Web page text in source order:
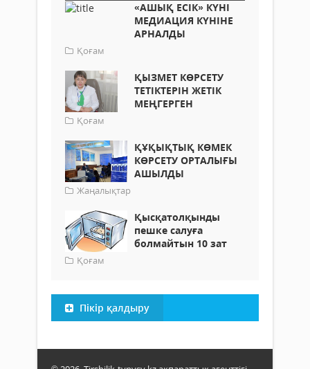
«АШЫҚ ЕСІК» КҮНІ
МЕДИАЦИЯ КҮНІНЕ
АРНАЛДЫ
Қоғам
ҚЫЗМЕТ КӨРСЕТУ
ТЕТІКТЕРІН ЖЕТІК
МЕҢГЕРГЕН
Қоғам
ҚҰҚЫҚТЫҚ КӨМЕК
КӨРСЕТУ ОРТАЛЫҒЫ
АШЫЛДЫ
Жаңалықтар
Қысқатолқынды
пешке салуға
болмайтын 10 зат
Қоғам
Пікір қалдыру